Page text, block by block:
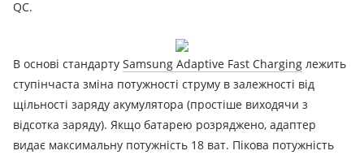
QC.
В основі стандарту Samsung Adaptive Fast Charging лежить
ступінчаста зміна потужності струму в залежності від
щільності заряду акумулятора (простіше виходячи з
відсотка заряду). Якщо батарею розряджено, адаптер
видає максимальну потужність 18 ват. Пікова потужність